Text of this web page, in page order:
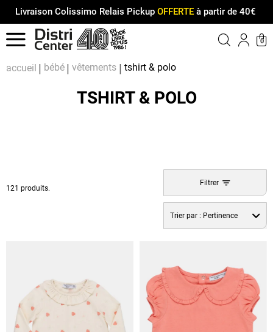
Livraison Colissimo Relais Pickup OFFERTEà partir de 40€
Menu
0
accueil bébé vêtements tshirt & polo
TSHIRT & POLO
121 produits.
Filtrer
Trier par : Pertinence